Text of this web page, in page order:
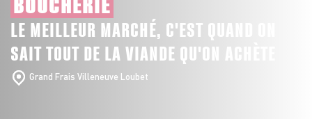
LE MEILLEUR MARCHÉ, C'EST QUAND ON
SAIT TOUT DE LA VIANDE QU'ON ACHÈTE
Grand Frais Villeneuve Loubet